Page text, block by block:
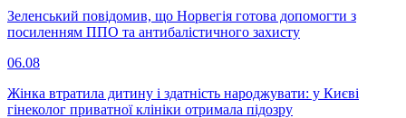
Зеленський повідомив, що Норвегія готова допомогти з
посиленням ППО та антибалістичного захисту
06.08
Жінка втратила дитину і здатність народжувати: у Києві
гінеколог приватної клініки отримала підозру